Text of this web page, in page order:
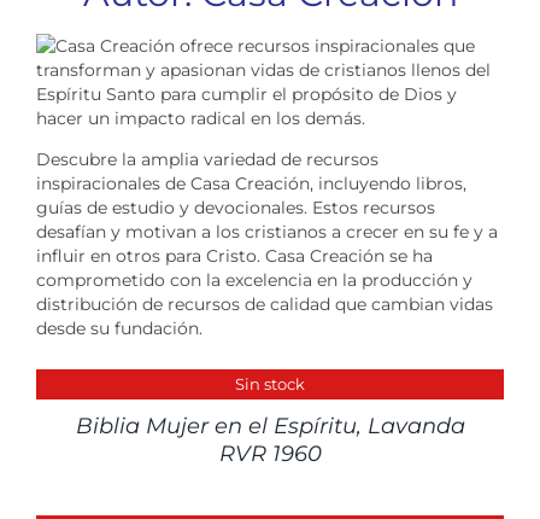
Descubre la amplia variedad de recursos
inspiracionales de Casa Creación, incluyendo libros,
guías de estudio y devocionales. Estos recursos
desafían y motivan a los cristianos a crecer en su fe y a
influir en otros para Cristo. Casa Creación se ha
comprometido con la excelencia en la producción y
distribución de recursos de calidad que cambian vidas
desde su fundación.
Sin stock
Biblia Mujer en el Espíritu, Lavanda
RVR 1960